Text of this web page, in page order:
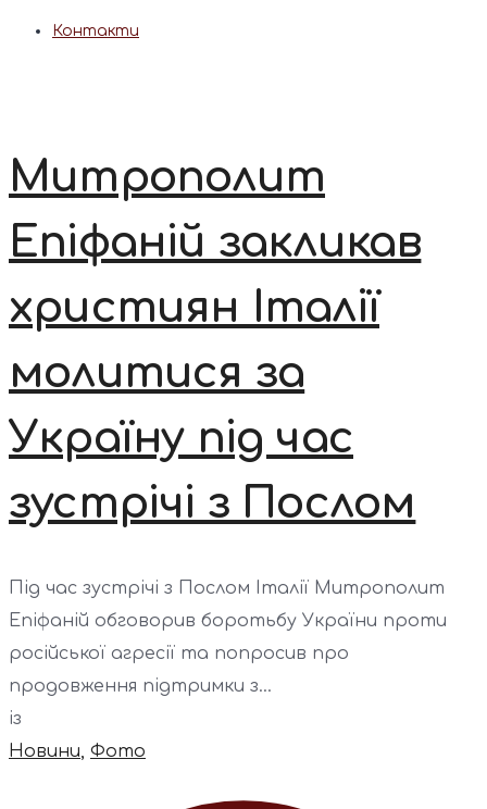
Контакти
Митрополит
Епіфаній закликав
християн Італії
молитися за
Україну під час
зустрічі з Послом
Під час зустрічі з Послом Італії Митрополит
Епіфаній обговорив боротьбу України проти
російської агресії та попросив про
продовження підтримки з...
із
Новини, Фото